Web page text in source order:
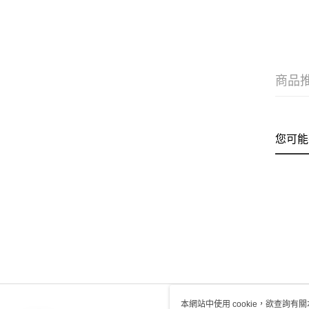
商品
您可
本網站中使用 cookie，欲查詢有